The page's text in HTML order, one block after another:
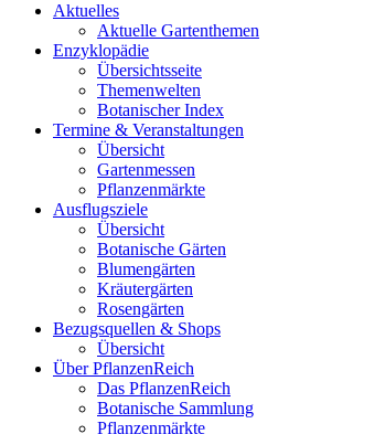
Aktuelles
Aktuelle Gartenthemen
Enzyklopädie
Übersichtsseite
Themenwelten
Botanischer Index
Termine & Veranstaltungen
Übersicht
Gartenmessen
Pflanzenmärkte
Ausflugsziele
Übersicht
Botanische Gärten
Blumengärten
Kräutergärten
Rosengärten
Bezugsquellen & Shops
Übersicht
Über PflanzenReich
Das PflanzenReich
Botanische Sammlung
Pflanzenmärkte